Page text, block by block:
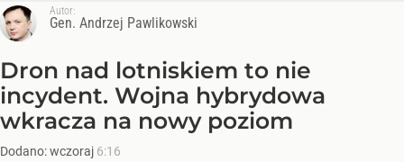
Autor:
Gen. Andrzej Pawlikowski
Dron nad lotniskiem to nie
incydent. Wojna hybrydowa
wkracza na nowy poziom
Dodano:wczoraj 6:16